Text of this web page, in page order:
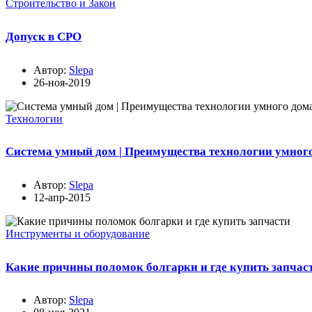
Строительство и Закон
Допуск в СРО
Автор: Slepa
26-ноя-2019
Технологии
Система умный дом | Преимущества технологии
Автор: Slepa
12-апр-2015
Инструменты и оборудование
Какие причины поломок болгарки и где купить
Автор: Slepa